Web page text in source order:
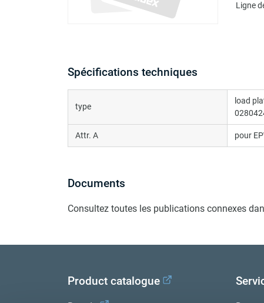
Ligne
Spécifications techniques
type
load
Attr. A pour
Documents
Consultez toutes les publications connexes
Product catalogue